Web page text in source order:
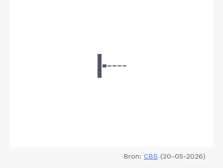
Bron: CBS (20-05-2026)